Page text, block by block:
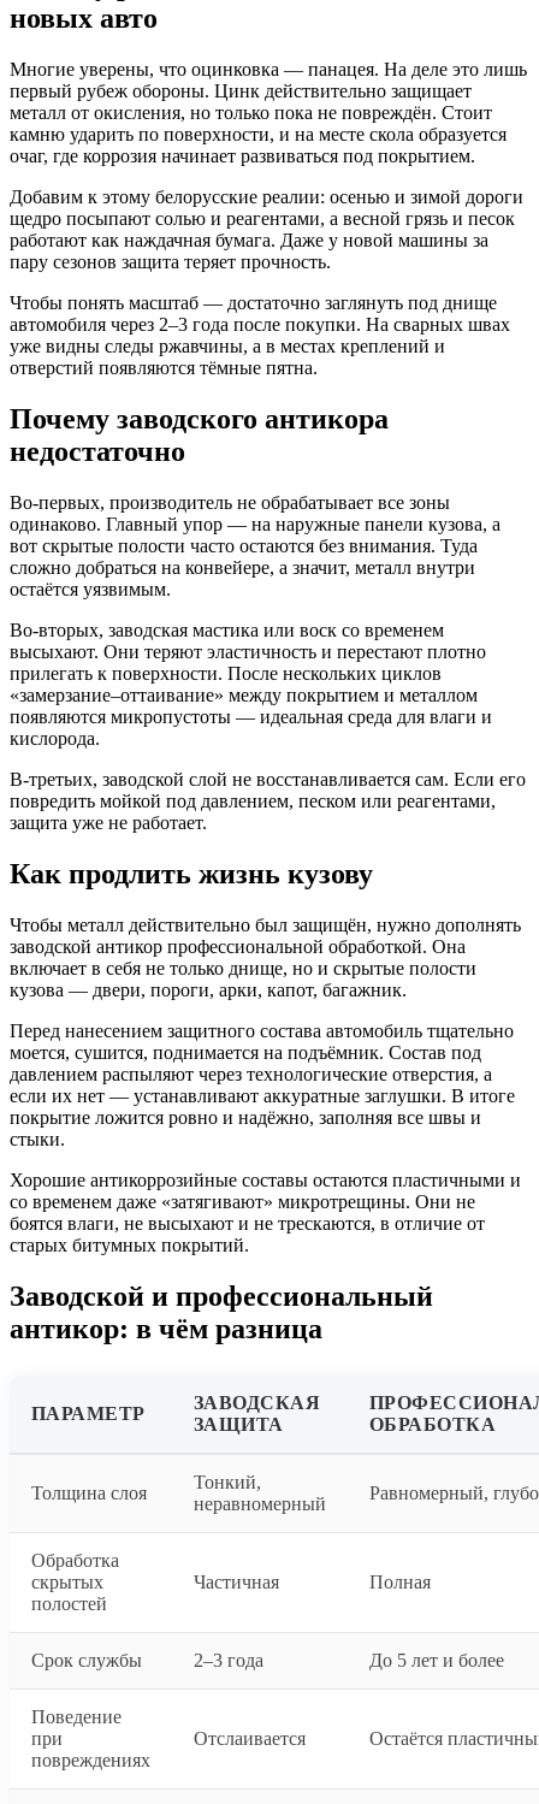
новых авто
Многие уверены, что оцинковка — панацея. На деле это лишь
первый рубеж обороны. Цинк действительно защищает
металл от окисления, но только пока не повреждён. Стоит
камню ударить по поверхности, и на месте скола образуется
очаг, где коррозия начинает развиваться под покрытием.
Добавим к этому белорусские реалии: осенью и зимой дороги
щедро посыпают солью и реагентами, а весной грязь и песок
работают как наждачная бумага. Даже у новой машины за
пару сезонов защита теряет прочность.
Чтобы понять масштаб — достаточно заглянуть под днище
автомобиля через 2–3 года после покупки. На сварных швах
уже видны следы ржавчины, а в местах креплений и
отверстий появляются тёмные пятна.
Почему заводского антикора
недостаточно
Во-первых, производитель не обрабатывает все зоны
одинаково. Главный упор — на наружные панели кузова, а
вот скрытые полости часто остаются без внимания. Туда
сложно добраться на конвейере, а значит, металл внутри
остаётся уязвимым.
Во-вторых, заводская мастика или воск со временем
высыхают. Они теряют эластичность и перестают плотно
прилегать к поверхности. После нескольких циклов
«замерзание–оттаивание» между покрытием и металлом
появляются микропустоты — идеальная среда для влаги и
кислорода.
В-третьих, заводской слой не восстанавливается сам. Если его
повредить мойкой под давлением, песком или реагентами,
защита уже не работает.
Как продлить жизнь кузову
Чтобы металл действительно был защищён, нужно дополнять
заводской антикор профессиональной обработкой. Она
включает в себя не только днище, но и скрытые полости
кузова — двери, пороги, арки, капот, багажник.
Перед нанесением защитного состава автомобиль тщательно
моется, сушится, поднимается на подъёмник. Состав под
давлением распыляют через технологические отверстия, а
если их нет — устанавливают аккуратные заглушки. В итоге
покрытие ложится ровно и надёжно, заполняя все швы и
стыки.
Хорошие антикоррозийные составы остаются пластичными и
со временем даже «затягивают» микротрещины. Они не
боятся влаги, не высыхают и не трескаются, в отличие от
старых битумных покрытий.
Заводской и профессиональный
антикор: в чём разница
ПАРАМЕТР
ЗАВОДСКАЯ
ЗАЩИТА
ОБРАБОТКА
Толщина слоя
Тонкий,
неравномерный
Равномерный,
Обработка
скрытых
полостей
Частичная Полная
Срок службы 2–3 года До 5 лет и более
Поведение
при
повреждениях
Отслаивается Остаётся